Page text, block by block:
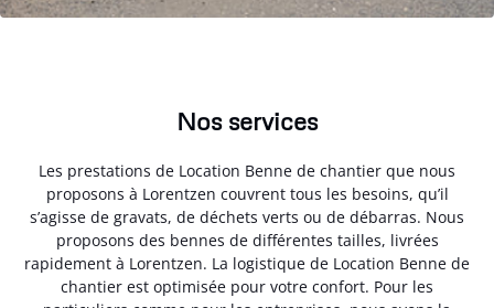
Nos services
Les prestations de Location Benne de chantier que nous
proposons à Lorentzen couvrent tous les besoins, qu’il
s’agisse de gravats, de déchets verts ou de débarras. Nous
proposons des bennes de différentes tailles, livrées
rapidement à Lorentzen. La logistique de Location Benne de
chantier est optimisée pour votre confort. Pour les